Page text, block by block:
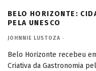
BELO HORIZONTE:
PELA UNESCO
JOHNNIE LUSTOZA ·
Belo Horizonte recebeu
Criativa da Gastronomia